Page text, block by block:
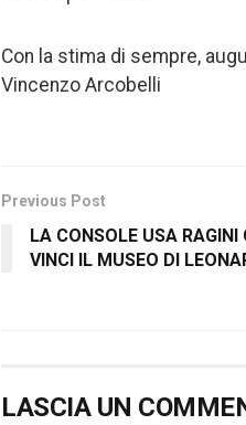
Con la stima di sempre,
Vincenzo Arcobelli
Previous Post
LA CONSOLE USA
VINCI IL MUSEO DI
LASCIA UN